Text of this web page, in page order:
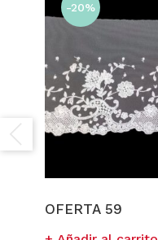
-20%
OFERTA 59